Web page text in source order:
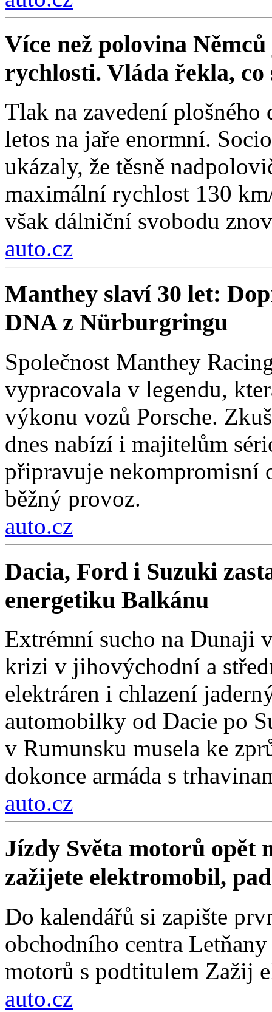
Více než polovina
rychlosti. Vláda řekla, co
Tlak na zavedení
letos na jaře enormní.
ukázaly, že těsně
maximální rychlost 130
však dálniční svobodu
auto.cz
Manthey slaví 30 let:
DNA z Nürburgringu
Společnost Manthey
vypracovala v legendu,
výkonu vozů Porsche.
dnes nabízí i majitelům
připravuje nekompromisní
běžný provoz.
auto.cz
Dacia, Ford i Suzuki
energetiku Balkánu
Extrémní sucho na Dunaji
krizi v jihovýchodní a
elektráren i chlazení
automobilky od Dacie po
v Rumunsku musela ke
dokonce armáda s
auto.cz
Jízdy Světa motorů opět
zažijete elektromobil,
Do kalendářů si zapište
obchodního centra
motorů s podtitulem Zažij
auto.cz